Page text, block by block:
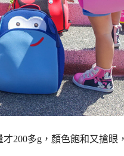
才200多g，顏色飽和又搶